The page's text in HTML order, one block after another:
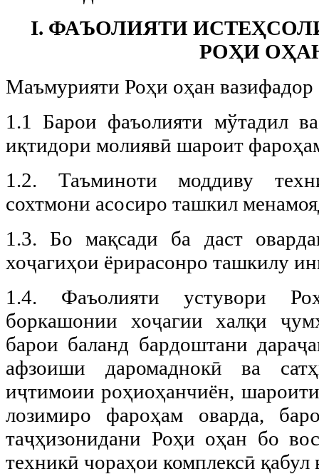
I. ФАЪОЛИЯТИ
РОҲИ
Маъмурияти Роҳи оҳан вазифадор
1.1 Барои фаъолияти мўтадил
иқтидори молиявӣ шароит
1.2. Таъминоти моддиву
сохтмони асосиро ташкил
1.3. Бо мақсади ба даст
хоҷагиҳои ёрирасонро ташкилу
1.4. Фаъолияти устувори
боркашонии хоҷагии халқи
барои баланд бардоштани
афзоиши даромаднокӣ ва
иҷтимоии роҳиоҳанчиён,
лозимиро фароҳам оварда,
таҷҳизонидани Роҳи оҳан бо
техникӣ чораҳои комплексӣ қабул